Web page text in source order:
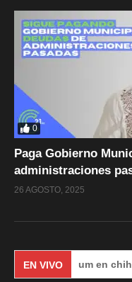
0
Paga Gobierno
administraciones
26 AGOSTO, 2025
EN VIVOen chihuahua